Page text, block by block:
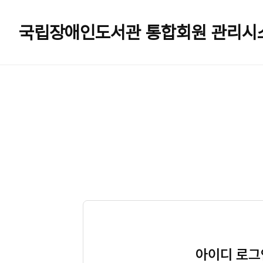
국립장애인도서관 통합회원 관리시
아이디 로그